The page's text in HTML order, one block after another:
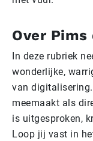
Over
In deze rubriek
wonderlijke,
van
meemaakt als
is uitgesproken,
Loop jij vast in